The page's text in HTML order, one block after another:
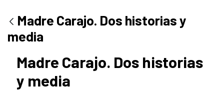
Madre Carajo. Dos historias y
media
Madre Carajo. Dos historias
y media